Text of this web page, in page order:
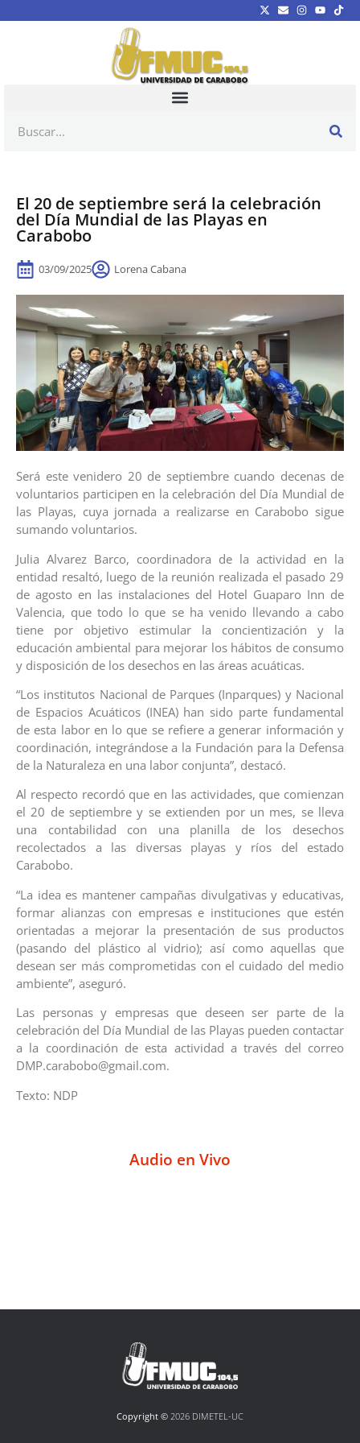
El 20 de septiembre será la celebración
del Día Mundial de las Playas en
Carabobo
03/09/2025 Lorena Cabana
Será este venidero 20 de septiembre cuando decenas de
voluntarios participen en la celebración del Día Mundial de
las Playas, cuya jornada a realizarse en Carabobo sigue
sumando voluntarios.
Julia Alvarez Barco, coordinadora de la actividad en la
entidad resaltó, luego de la reunión realizada el pasado 29
de agosto en las instalaciones del Hotel Guaparo Inn de
Valencia, que todo lo que se ha venido llevando a cabo
tiene por objetivo estimular la concientización y la
educación ambiental para mejorar los hábitos de consumo
y disposición de los desechos en las áreas acuáticas.
“Los institutos Nacional de Parques (Inparques) y Nacional
de Espacios Acuáticos (INEA) han sido parte fundamental
de esta labor en lo que se refiere a generar información y
coordinación, integrándose a la Fundación para la Defensa
de la Naturaleza en una labor conjunta”, destacó.
Al respecto recordó que en las actividades, que comienzan
el 20 de septiembre y se extienden por un mes, se lleva
una contabilidad con una planilla de los desechos
recolectados a las diversas playas y ríos del estado
Carabobo.
“La idea es mantener campañas divulgativas y educativas,
formar alianzas con empresas e instituciones que estén
orientadas a mejorar la presentación de sus productos
(pasando del plástico al vidrio); así como aquellas que
desean ser más comprometidas con el cuidado del medio
ambiente”, aseguró.
Las personas y empresas que deseen ser parte de la
celebración del Día Mundial de las Playas pueden contactar
a la coordinación de esta actividad a través del correo
DMP.carabobo@gmail.com.
Texto: NDP
Audio en Vivo
Copyright © 2026 DIMETEL-UC